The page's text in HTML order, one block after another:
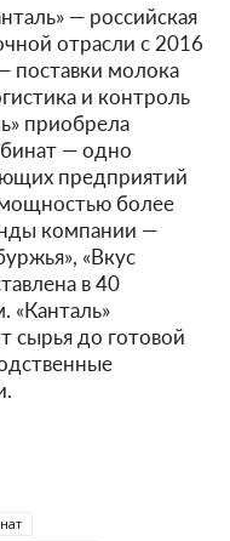
— российская
отрасли с 2016
поставки молока
и контроль
приобрела
— одно
предприятий
более
компании —
«Вкус
в 40
«Канталь»
сырья до готовой